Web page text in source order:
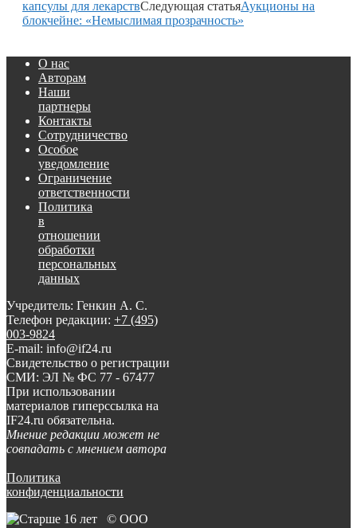
капсулы для лекарствСледующая статьяАукционы на
блокчейне: «Немыслимая прозрачность»
О нас
Авторам
Наши
партнеры
Контакты
Сотрудничество
Особое
уведомление
Ограничение
ответственности
Политика
в
отношении
обработки
персональных
данных
Учредитель: Генкин А. С.
Телефон редакции: +7 (495)
003-9824
E-mail: info@if24.ru
Свидетельство о регистрации
СМИ: ЭЛ № ФС 77 - 67477
При использовании
материалов гиперссылка на
IF24.ru обязательна.
Мнение редакции может не
совпадать с мнением автора
Политика
конфиденциальности
© ООО